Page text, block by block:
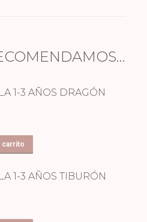
1-3 AÑOS DRAGÓN
carrito
1-3 AÑOS TIBURÓN